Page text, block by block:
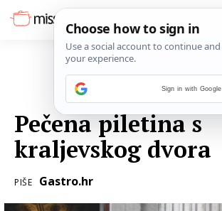
Pečena piletina s
kraljevskog dvora
PIŠE Gastro.hr
Sign in with Google